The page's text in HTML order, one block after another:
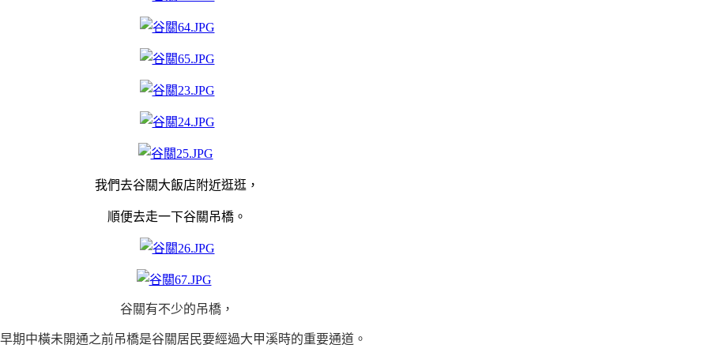
我們去谷關大飯店附近逛逛，
順便去走一下谷關吊橋。
谷關有不少的吊橋，
期中橫未開通之前吊橋是谷關居民要經過大甲溪時的重要通道。